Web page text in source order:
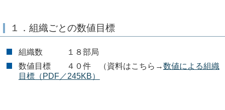
１．組織ごとの数値目標
組織数 １８部局
数値目標 ４０件 （資料はこちら→数値による組織
目標（PDF／245KB）